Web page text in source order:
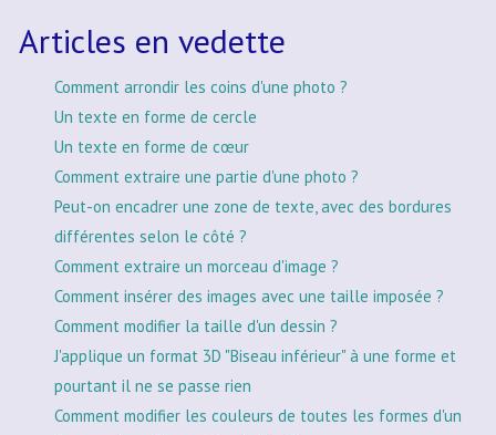
Articles en vedette
Comment arrondir les coins d'une photo ?
Un texte en forme de cercle
Un texte en forme de cœur
Comment extraire une partie d'une photo ?
Peut-on encadrer une zone de texte, avec des bordures
différentes selon le côté ?
Comment extraire un morceau d'image ?
Comment insérer des images avec une taille imposée ?
Comment modifier la taille d'un dessin ?
J'applique un format 3D "Biseau inférieur" à une forme et
pourtant il ne se passe rien
Comment modifier les couleurs de toutes les formes d'un